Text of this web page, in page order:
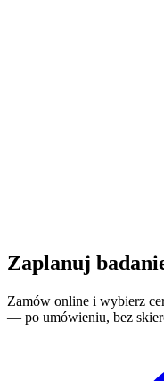
Zaplanuj
Zamów online i wybierz
— po umówieniu, bez